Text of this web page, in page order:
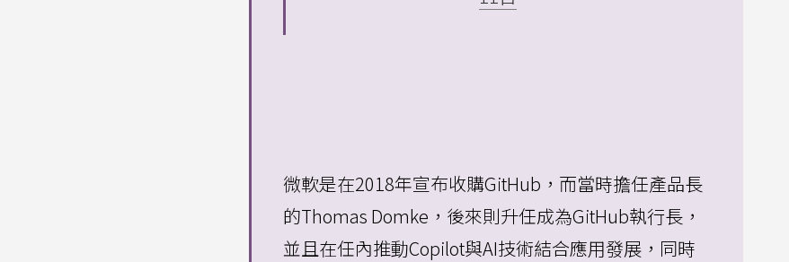
微軟是在2018年宣布收購GitHub，而當時擔任產品長
的Thomas Domke，後來則升任成為GitHub執行長，
並且在任內推動Copilot與AI技術結合應用發展，同時